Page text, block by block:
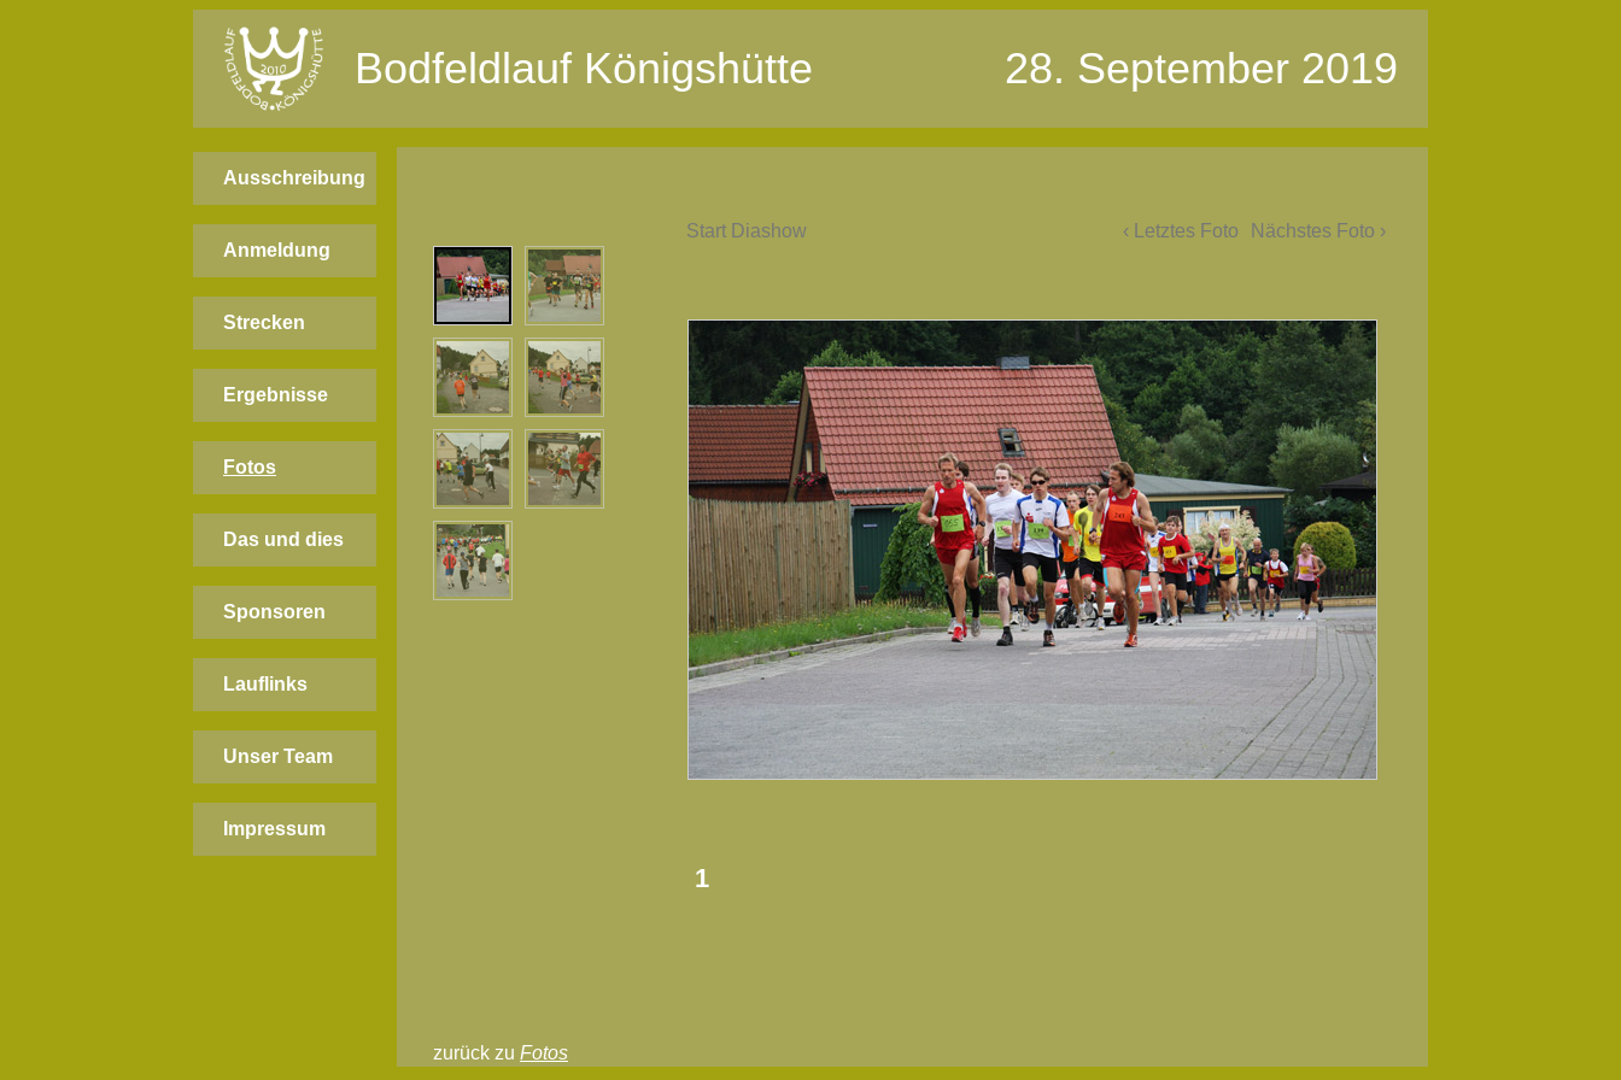
Bodfeldlauf Königshütte 28. September 2019
Ausschreibung
Anmeldung
Strecken
Ergebnisse
Fotos
Das und dies
Sponsoren
Lauflinks
Unser Team
Impressum
Start Diashow ‹ Letztes Foto Nächstes Foto ›
1
zurück zu Fotos